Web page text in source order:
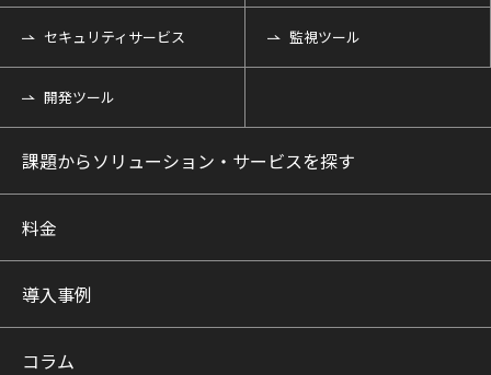
セキュリティサービス 監視ツール
開発ツール
課題からソリューション・サービスを探す
料金
導入事例
コラム